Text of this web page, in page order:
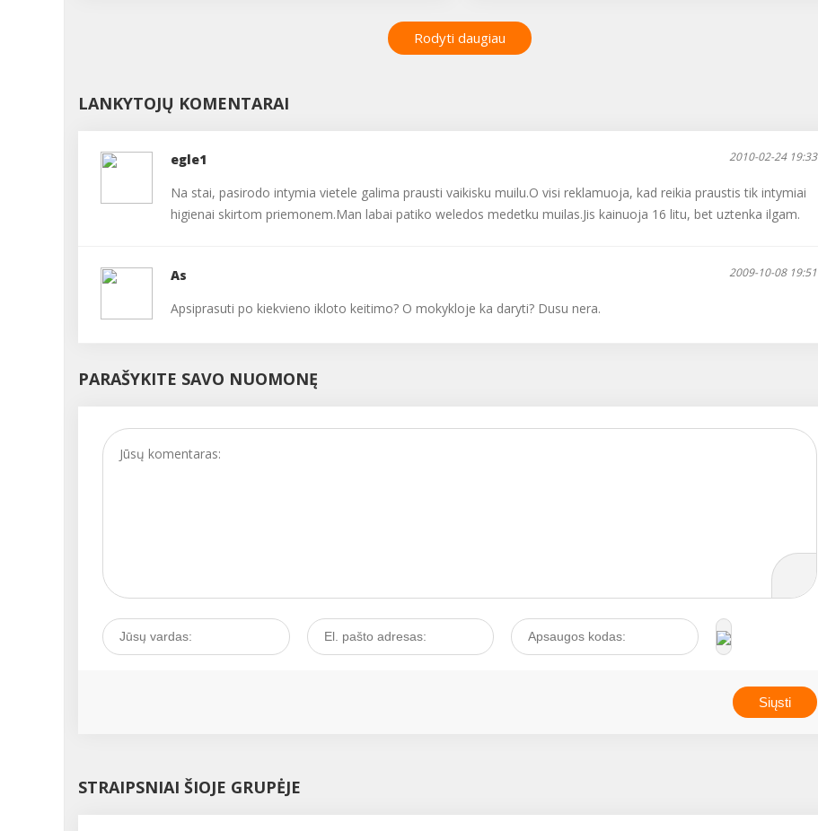
Rodyti daugiau
LANKYTOJŲ KOMENTARAI
egle1 2010-02-24 19:33
Na stai, pasirodo intymia vietele galima prausti vaikisku muilu.O visi reklamuoja, kad reikia praustis tik intymiai
higienai skirtom priemonem.Man labai patiko weledos medetku muilas.Jis kainuoja 16 litu, bet uztenka ilgam.
As 2009-10-08 19:51
Apsiprasuti po kiekvieno ikloto keitimo? O mokykloje ka daryti? Dusu nera.
PARAŠYKITE SAVO NUOMONĘ
STRAIPSNIAI ŠIOJE GRUPĖJE